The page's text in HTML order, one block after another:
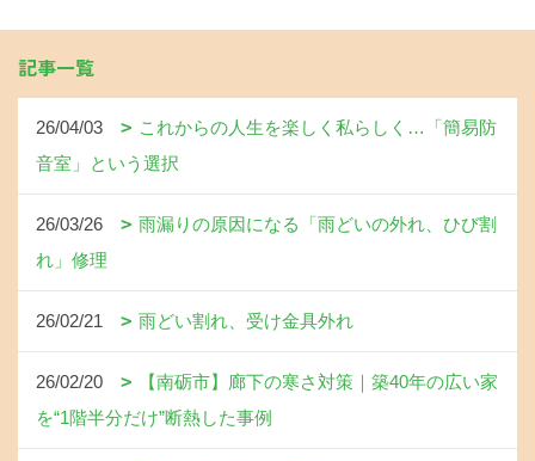
記事一覧
26/04/03
これからの人生を楽しく私らしく…「簡易防
音室」という選択
26/03/26
雨漏りの原因になる「雨どいの外れ、ひび割
れ」修理
26/02/21 雨どい割れ、受け金具外れ
26/02/20
【南砺市】廊下の寒さ対策｜築40年の広い家
を“1階半分だけ”断熱した事例